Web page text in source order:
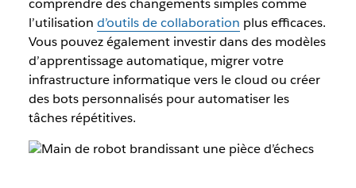
comprendre des changements simples comme
l’utilisation d’outils de collaboration plus efficaces.
Vous pouvez également investir dans des modèles
d’apprentissage automatique, migrer votre
infrastructure informatique vers le cloud ou créer
des bots personnalisés pour automatiser les
tâches répétitives.